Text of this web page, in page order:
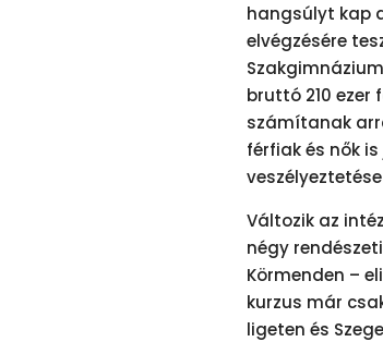
hangsúlyt kap
elvégzésére
bruttó 210
számítanak
férfiak és nők
Változik az
négy
Körmenden –
kurzus már
ligeten és